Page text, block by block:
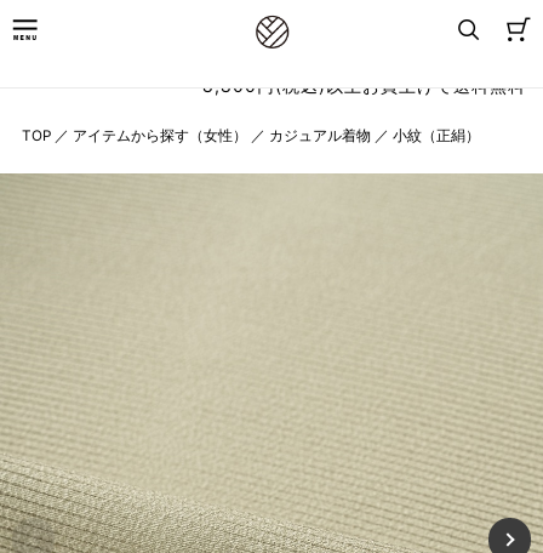
8,800円(税込)以上お買上げで送料無料
TOP ／ アイテムから探す（女性） ／ カジュアル着物 ／ 小紋（正絹）